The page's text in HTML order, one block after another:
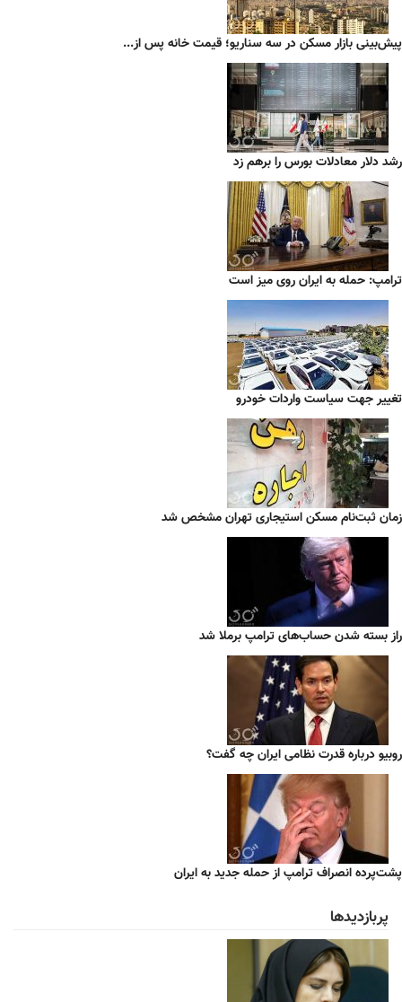
پیش‌بینی بازار مسکن در سه سناریو؛ قیمت خانه پس از...
رشد دلار معادلات بورس را برهم زد
ترامپ: حمله به ایران روی میز است
تغییر جهت سیاست واردات خودرو
زمان ثبت‌نام مسکن استیجاری تهران مشخص شد
راز بسته شدن حساب‌های ترامپ برملا شد
روبیو درباره قدرت نظامی ایران چه گفت؟
پشت‌پرده انصراف ترامپ از حمله جدید به ایران
پربازدیدها